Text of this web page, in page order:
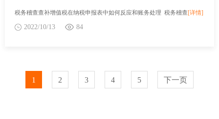
税务稽查查补增值税在纳税申报表中如何反应和账务处理 税务稽查[详情]
2022/10/13 84
1 2 3 4 5 下一页